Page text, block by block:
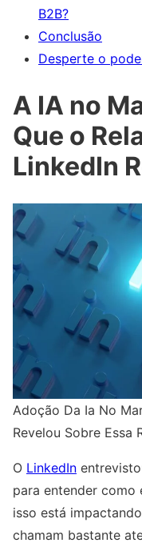
B2B?
Conclusão
Desperte o
A IA no
Que o
LinkedIn
Adoção Da Ia No
Revelou Sobre Essa
O LinkedIn
para entender como
isso está
chamam bastante